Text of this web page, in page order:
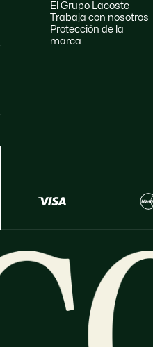
Protección de la
marca
Trabaja con nosotros
El Grupo Lacoste